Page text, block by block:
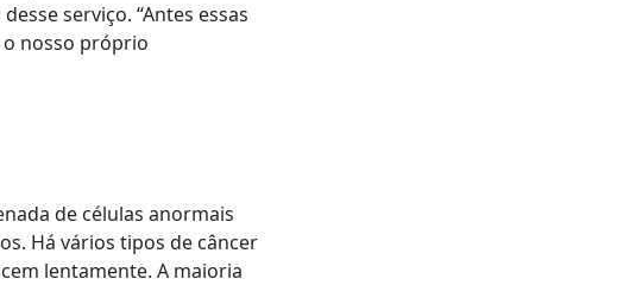
serviço. “Antes essas
nosso próprio
de células anormais
Há vários tipos de câncer
lentamente. A maioria